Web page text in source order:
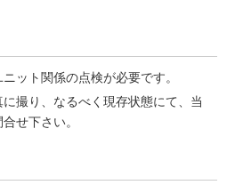
ニット関係の点検が必要です。
に撮り、なるべく現存状態にて、当
せ下さい。